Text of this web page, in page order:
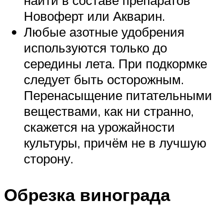
Новоферт или Акварин.
Любые азотные удобрения
используются только до
середины лета. При подкормке
следует быть осторожным.
Перенасыщение питательными
веществами, как ни странно,
скажется на урожайности
культуры, причём не в лучшую
сторону.
Обрезка винограда